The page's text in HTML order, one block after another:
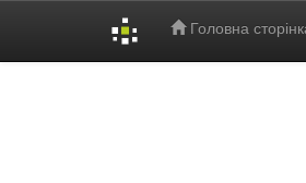
Головна